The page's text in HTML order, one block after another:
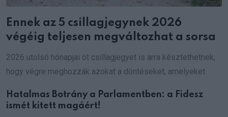
Ennek az 5 csillagjegynek 2026
végéig teljesen megváltozhat a sorsa
2026 utolsó hónapjai öt csillagjegyet is arra késztethetnek,
hogy végre meghozzák azokat a döntéseket, amelyeket
Hatalmas Botrány a Parlamentben: a Fidesz
ismét kitett magáért!